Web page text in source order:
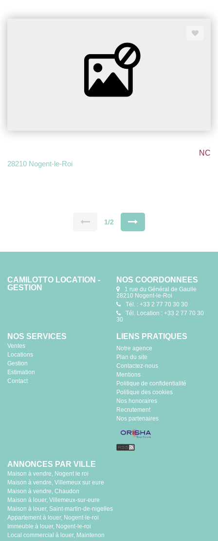
NC
28210 Nogent-le-Roi
1/2
CAMILOTTO LOCATION -
GESTION
NOS COORDONNÉES
1 rue du Général de Gaulle
28210 Nogent-le-Roi
Tél. : +33 2 77 70 30 30
Tél. Location : +33 2 77 70 30
30
NOS SERVICES
Ventes
Locations
Gestion
Estimation
Contact
LIENS PRATIQUES
Notre agence
Plan du site
Contactez-nous
Mentions
Politique de confidentialité
Politique des cookies
Nos honoraires
Recrutement
Nos partenaires
ANNONCES PAR VILLE
Maison à vendre, Nogent le roi
Maison à vendre, Villemeux sur eure
Maison à vendre, Chaudon
Maison à louer, Villemeux-sur-eure
Maison à louer, Saint-martin-de-nigelles
Appartement à louer, Nogent-le-roi
Immeuble à louer, Nogent-le-roi
Local commercial à louer, Maintenon